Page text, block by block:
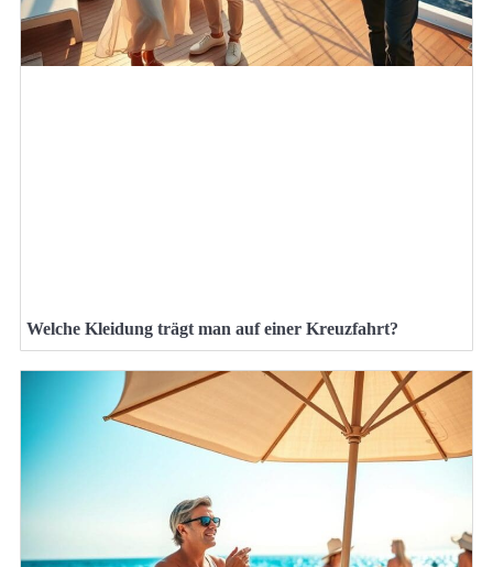
Welche Kleidung trägt man auf einer Kreuzfahrt?